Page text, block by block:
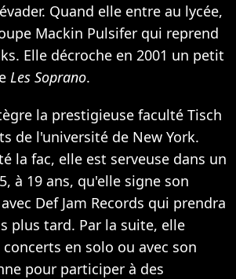
Quand elle entre au lycée,
Mackin Pulsifer qui reprend
Elle décroche en 2001 un petit
Les Soprano.
la prestigieuse faculté Tisch
de l'université de New York.
la fac, elle est serveuse dans un
à 19 ans, qu'elle signe son
Def Jam Records qui prendra
plus tard. Par la suite, elle
en solo ou avec son
pour participer à des